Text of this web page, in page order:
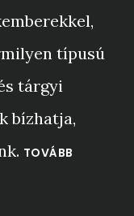
típusú
tárgyi
bízhatja,
TOVÁBB